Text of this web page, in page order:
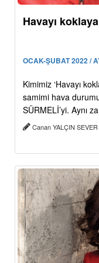
Havayı
OCAK-ŞUBAT 2022 /
Kimimiz ‘Havayı
samimi hava
SÜRMELİ’yi. Aynı
Canan YALÇIN SEVER